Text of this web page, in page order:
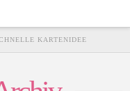
KARTENIDEE